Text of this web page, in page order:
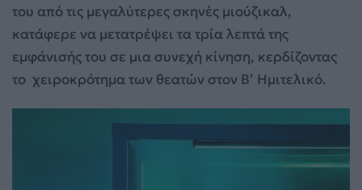
του από τις μεγαλύτερες σκηνές μιούζικαλ,
κατάφερε να μετατρέψει τα τρία λεπτά της
εμφάνισής του σε μια συνεχή κίνηση, κερδίζοντας
το χειροκρότημα των θεατών στον Β’ Ημιτελικό.